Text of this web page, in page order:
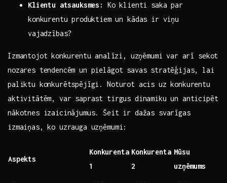
Klientu atsauksmes:
Ko klienti ‌saka par‍
konkurentu produktiem un kādas ir viņu
vajadzības?
Izmantojot⁢ konkurentu⁢ analīzi, uzņēmumi var arī sekot​
nozares tendencēm​ un pielāgot savas stratēģijas, lai
‌paliktu konkurētspējīgi. Noturot​ acis uz konkurentu
aktivitātēm, var saprast​ tirgus dinamiku un anticipēt
nākotnes izaicinājumus. Šeit ir dažas svarīgas
izmaiņas, ko uzrauga uzņēmumi:
Aspekts
Konkurenta
1
Konkurenta​
2
Mūsu
uzņēmums